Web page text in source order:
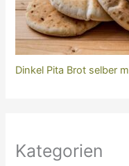
Dinkel Pita Brot selber
Kategorien